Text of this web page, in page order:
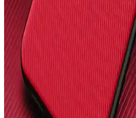
karşılaştırması ve seçim rehberi
Fibaks Galaxy Tab A8 10.5 modeli için
karşılaştırmasıyla, koruma ve kullanım
inceliyoruz.
iPhone 15 için KVK PRİVACY
Karşılaştırması ve En İyi
İki popüler KVK PRİVACY iPhone 15
silikon ve fiyonk desenli modellerin
ve seçim ipuçlarıyla en uygun koruma ve